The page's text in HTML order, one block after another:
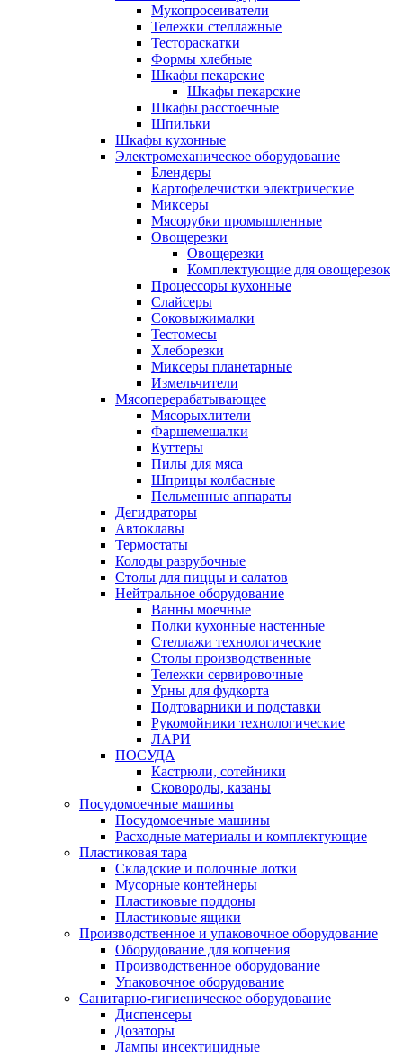
Мукопросеиватели
Тележки стеллажные
Тестораскатки
Формы хлебные
Шкафы пекарские
Шкафы пекарские
Шкафы расстоечные
Шпильки
Шкафы кухонные
Электромеханическое оборудование
Блендеры
Картофелечистки электрические
Миксеры
Мясорубки промышленные
Овощерезки
Овощерезки
Комплектующие для овощерезок
Процессоры кухонные
Слайсеры
Соковыжималки
Тестомесы
Хлеборезки
Миксеры планетарные
Измельчители
Мясоперерабатывающее
Мясорыхлители
Фаршемешалки
Куттеры
Пилы для мяса
Шприцы колбасные
Пельменные аппараты
Дегидраторы
Автоклавы
Термостаты
Колоды разрубочные
Столы для пиццы и салатов
Нейтральное оборудование
Ванны моечные
Полки кухонные настенные
Стеллажи технологические
Столы производственные
Тележки сервировочные
Урны для фудкорта
Подтоварники и подставки
Рукомойники технологические
ЛАРИ
ПОСУДА
Кастрюли, сотейники
Сковороды, казаны
Посудомоечные машины
Посудомоечные машины
Расходные материалы и комплектующие
Пластиковая тара
Складские и полочные лотки
Мусорные контейнеры
Пластиковые поддоны
Пластиковые ящики
Производственное и упаковочное оборудование
Оборудование для копчения
Производственное оборудование
Упаковочное оборудование
Санитарно-гигиеническое оборудование
Диспенсеры
Дозаторы
Лампы инсектицидные